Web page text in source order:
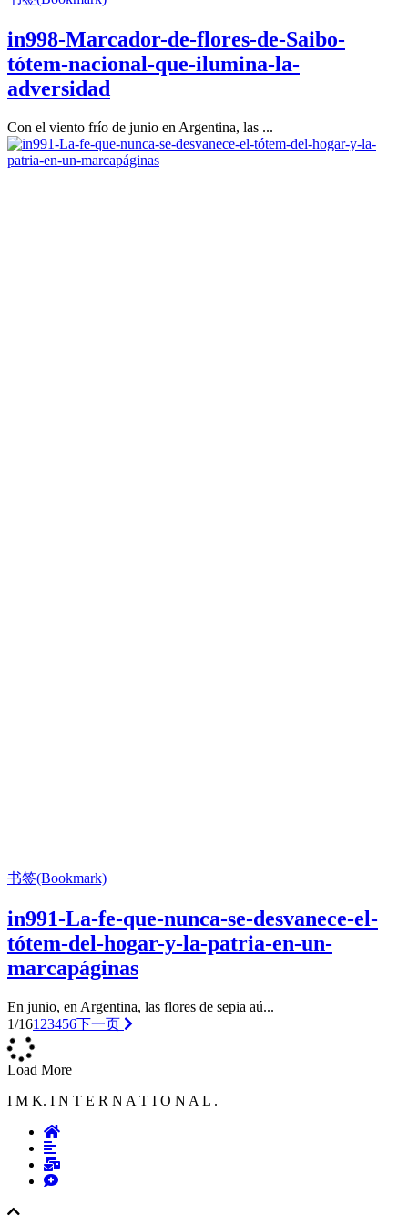
in998-Marcador-de-flores-de-Saibo-
tótem-nacional-que-ilumina-la-
adversidad
Con el viento frío de junio en Argentina, las ...
书签(Bookmark)
in991-La-fe-que-nunca-se-desvanece-el-
tótem-del-hogar-y-la-patria-en-un-
marcapáginas
En junio, en Argentina, las flores de sepia aú...
1/161 23456下一页
Load More
I M K. I N T E R N A T I O N A L .